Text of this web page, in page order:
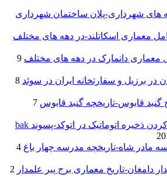
های شهرداری-پلان ساختمان شهرداری
معماری اسکاتلند-در دهه های مختلف
معماری دانمارک در دهه های مختلف 9
در برزیل و سفارتخانه ایران در سوئد 8
گنبد قابوس-تاریخچه گنبد قابوس 7
فعال یا غیر فعال کردن ذخیره اتوماتیک در اتوکد-پسوند bak
مادر شاه-تاریخچه مدرسه چهار باغ 4
دامغان-تاریخ معماری برج پیر علمدار 2